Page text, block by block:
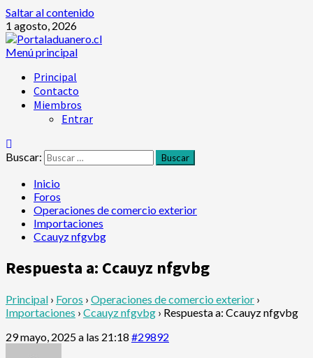
Saltar al contenido
1 agosto, 2026
Menú principal
Principal
Contacto
Miembros
Entrar
Buscar:
Inicio
Foros
Operaciones de comercio exterior
Importaciones
Ccauyz nfgvbg
Respuesta a: Ccauyz nfgvbg
Principal › Foros › Operaciones de comercio exterior ›
Importaciones › Ccauyz nfgvbg › Respuesta a: Ccauyz nfgvbg
29 mayo, 2025 a las 21:18 #29892